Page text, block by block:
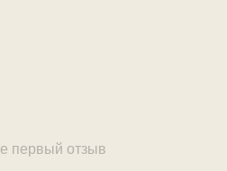
первый отзыв